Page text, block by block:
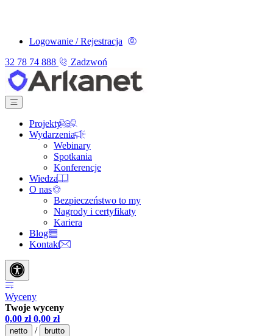
Logowanie / Rejestracja
32 78 74 888
Zadzwoń
Projekty
Wydarzenia
Webinary
Spotkania
Konferencje
Wiedza
O nas
Bezpieczeństwo to my
Nagrody i certyfikaty
Kariera
Blog
Kontakt
Wyceny
Twoje wyceny
0,00 zł 0,00 zł
netto / brutto